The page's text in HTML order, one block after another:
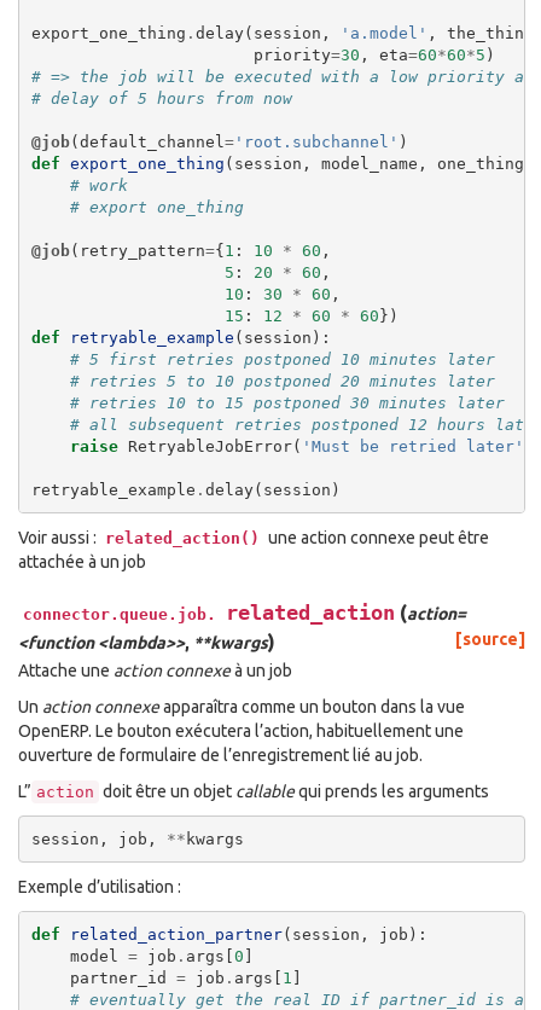
export_one_thing . delay( session , 'a.model' ,
priority=30 , eta=60*60*5 )
# => the job will be executed with a low priority
# delay of 5 hours from now
@job(default_channel ='root.subchannel' )
def export_one_thing ( session , model_name , one_thing
# work
# export one_thing
@job( retry_pattern={1 : 10 * 60 ,
5 : 20 * 60 ,
10 : 30 * 60 ,
15 : 12 * 60 * 60})
def
retryable_example ( session ):
# 5 first retries postponed 10 minutes later
# retries 5 to 10 postponed 20 minutes later
# retries 10 to 15 postponed 30 minutes later
# all subsequent retries postponed 12 hours
raise
RetryableJobError( 'Must be retried later'
retryable_example . delay( session )
Voir aussi : related_action() une action connexe peut être
attachée à un job
connector.queue.job. related_action (action=
<function <lambda>>, **kwargs)
[source]
Attache une action connexeà un job
Un action connexeapparaîtra comme un bouton dans la vue
OpenERP. Le bouton exécutera l’action, habituellement une
ouverture de formulaire de l’enregistrement lié au job.
L” action doit être un objet callablequi prends les arguments
session , job , ** kwargs
Exemple d’utilisation :
def related_action_partner( session , job ):
model
= job . args [0 ]
partner_id
= job . args [ 1 ]
# eventually get the real ID if partner_id is a